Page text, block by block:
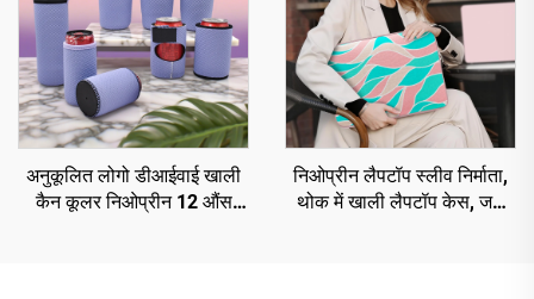
अनुकूलित लोगो डीआईवाई खाली
कैन कूलर निओप्रीन 12 औंस
निओप्रीन लैपटॉप स्लीव निर्माता,
थोक में खाली लैपटॉप केस, जल